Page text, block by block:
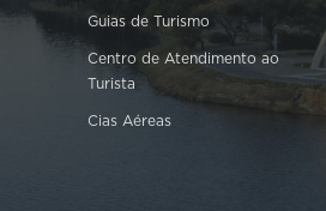
Guias de Turismo
Centro de Atendimento ao
Turista
Cias Aéreas